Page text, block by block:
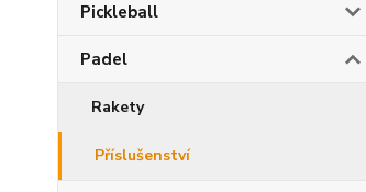
Pickleball
Padel
Rakety
Příslušenství